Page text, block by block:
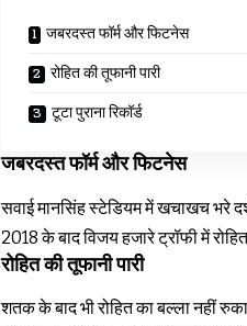
जबरदस्त फॉर्म और फिटनेस
रोहित की तूफानी पारी
टूटा पुराना रिकॉर्ड
जबरदस्त फॉर्म और फिटनेस
सवाई मानसिंह स्टेडियम में खचाखच भरे
2018 के बाद विजय हजारे ट्रॉफी में
रोहित की तूफानी पारी
शतक के बाद भी रोहित का बल्ला नहीं